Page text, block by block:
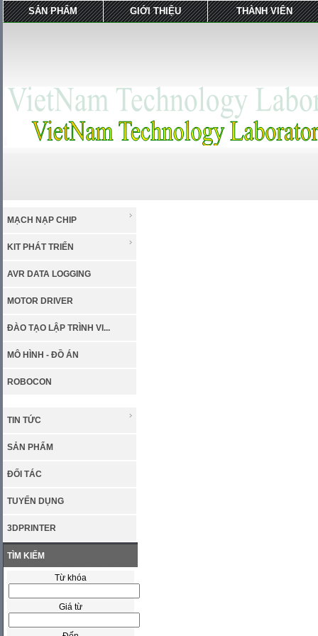
SẢN PHẨM GIỚI THIỆU THÀNH VIÊN
MẠCH NẠP CHIP
KIT PHÁT TRIỂN
AVR DATA LOGGING
MOTOR DRIVER
ĐÀO TẠO LẬP TRÌNH VI...
MÔ HÌNH - ĐỒ ÁN
ROBOCON
TIN TỨC
SẢN PHẨM
ĐỐI TÁC
TUYỂN DỤNG
3DPRINTER
TÌM KIẾM
Từ khóa
Giá từ